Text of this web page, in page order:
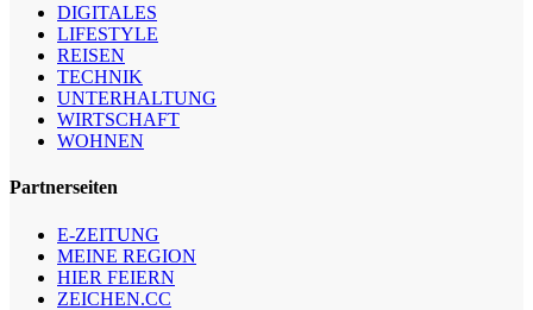
DIGITALES
LIFESTYLE
REISEN
TECHNIK
UNTERHALTUNG
WIRTSCHAFT
WOHNEN
Partnerseiten
E-ZEITUNG
MEINE REGION
HIER FEIERN
ZEICHEN.CC